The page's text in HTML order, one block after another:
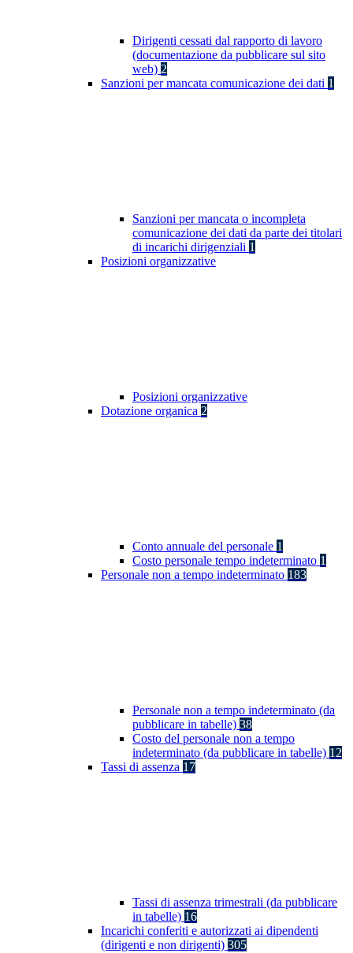
Dirigenti cessati dal rapporto di lavoro
(documentazione da pubblicare sul sito
web) 2
Sanzioni per mancata comunicazione dei dati 1
Sanzioni per mancata o incompleta
comunicazione dei dati da parte dei titolari
di incarichi dirigenziali 1
Posizioni organizzative
Posizioni organizzative
Dotazione organica 2
Conto annuale del personale 1
Costo personale tempo indeterminato 1
Personale non a tempo indeterminato 183
Personale non a tempo indeterminato (da
pubblicare in tabelle) 38
Costo del personale non a tempo
indeterminato (da pubblicare in tabelle) 12
Tassi di assenza 17
Tassi di assenza trimestrali (da pubblicare
in tabelle) 16
Incarichi conferiti e autorizzati ai dipendenti
(dirigenti e non dirigenti) 305